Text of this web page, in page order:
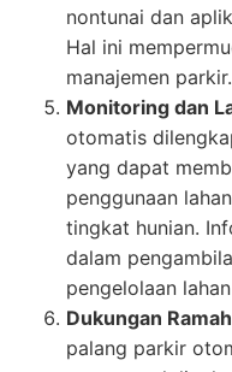
nontunai dan
Hal ini
manajemen parkir.
Monitoring dan
otomatis
yang dapat
penggunaan
tingkat hunian.
dalam
pengelolaan
Dukungan
palang parkir